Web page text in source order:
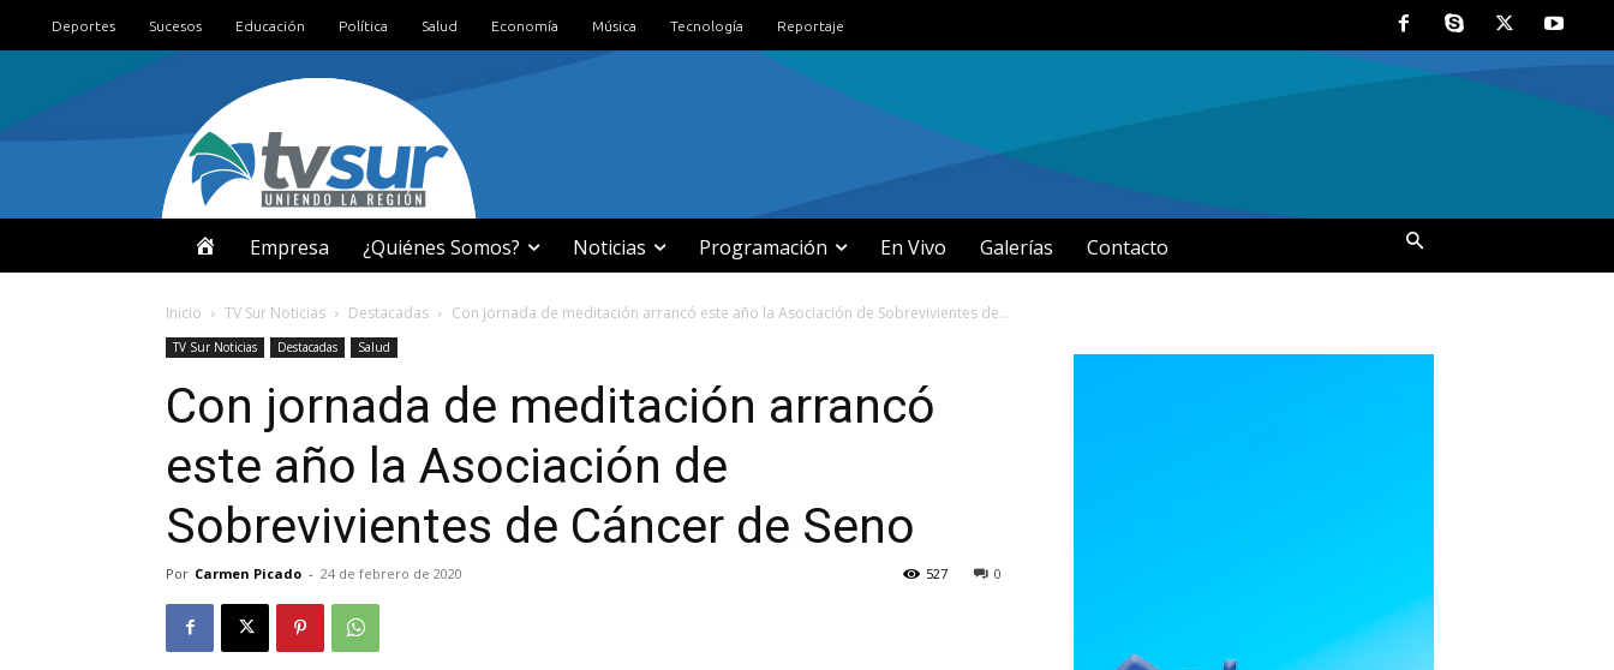
Deportes Sucesos Educación Política Salud Economía Música Tecnología Reportaje
N
I
C
O
Empresa ¿Quiénes Somos? Noticias Programación En Vivo Galerías Contacto
Inicio TV Sur Noticias Destacadas Con jornada de meditación arrancó este año la Asociación de Sobrevivientes de...
TV Sur Noticias Destacadas Salud
Con jornada de meditación arrancó
este año la Asociación de
Sobrevivientes de Cáncer de Seno
Por Carmen Picado - 24 de febrero de 2020 0
527